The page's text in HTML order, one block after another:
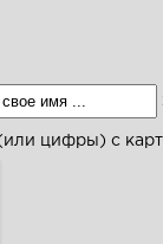
(или цифры) с